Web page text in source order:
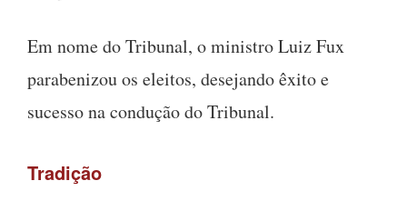
Em nome do Tribunal, o ministro Luiz Fux
parabenizou os eleitos, desejando êxito e
sucesso na condução do Tribunal.
Tradição